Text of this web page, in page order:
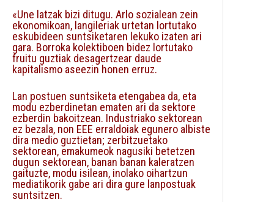
«Une latzak bizi ditugu. Arlo sozialean zein
ekonomikoan, langileriak urtetan lortutako
eskubideen suntsiketaren lekuko izaten ari
gara. Borroka kolektiboen bidez lortutako
fruitu guztiak desagertzear daude
kapitalismo aseezin honen erruz.
Lan postuen suntsiketa etengabea da, eta
modu ezberdinetan ematen ari da sektore
ezberdin bakoitzean. Industriako sektorean
ez bezala, non EEE erraldoiak egunero albiste
dira medio guztietan; zerbitzuetako
sektorean, emakumeok nagusiki betetzen
dugun sektorean, banan banan kaleratzen
gaituzte, modu isilean, inolako oihartzun
mediatikorik gabe ari dira gure lanpostuak
suntsitzen.